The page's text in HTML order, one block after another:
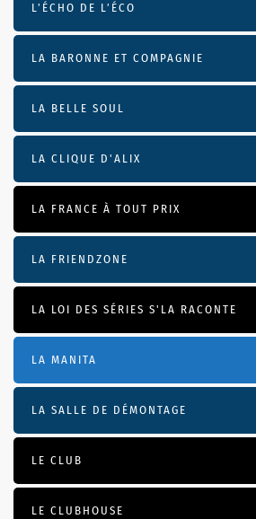
L’ÉCHO DE L’ÉCO
LA BARONNE ET COMPAGNIE
LA BELLE SOUL
LA CLIQUE D'ALIX
LA FRANCE À TOUT PRIX
LA FRIENDZONE
LA LOI DES SÉRIES S'LA RACONTE
LA MANITA
LA SALLE DE DÉMONTAGE
LE CLUB
LE CLUBHOUSE